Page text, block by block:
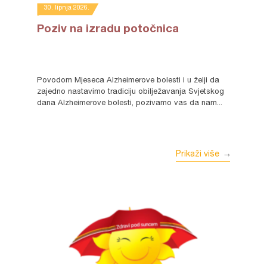
30. lipnja 2026.
Poziv na izradu potočnica
Povodom Mjeseca Alzheimerove bolesti i u želji da
zajedno nastavimo tradiciju obilježavanja Svjetskog
dana Alzheimerove bolesti, pozivamo vas da nam...
Prikaži više